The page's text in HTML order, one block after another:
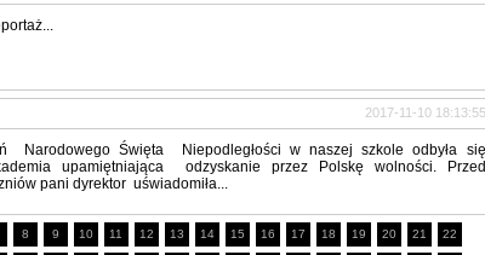
2017-11-10 18:13:55
Narodowego Święta Niepodległości w naszej szkole odbyła się
upamiętniająca odzyskanie przez Polskę wolności. Przed
pani dyrektor uświadomiła...
8 9 10 11 12 13 14 15 16 17 18 19 20 21 22